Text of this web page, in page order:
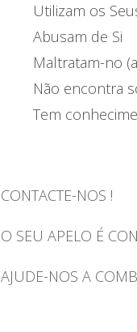
Utilizam os
Abusam de Si
Maltratam-no
Não encontra
Tem
CONTACTE-NOS !
O SEU APELO É
AJUDE-NOS A